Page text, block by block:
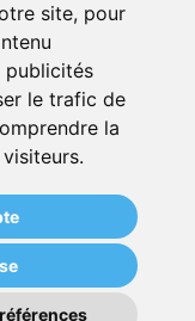
site, pour
publicités
le trafic de
la
pharmacie
chez vous
dans un Point Relais